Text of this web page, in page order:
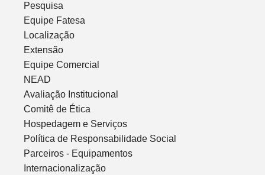
Pesquisa
Equipe Fatesa
Localização
Extensão
Equipe Comercial
NEAD
Avaliação Institucional
Comitê de Ética
Hospedagem e Serviços
Política de Responsabilidade Social
Parceiros - Equipamentos
Internacionalização